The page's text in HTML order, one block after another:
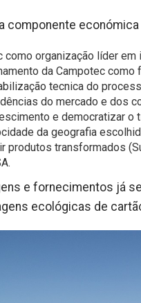
componente
como organização líder
da Campotec
tecnica do
do mercado e dos
e democratizar o
da geografia
produtos transformados
e fornecimentos já
ecológicas de